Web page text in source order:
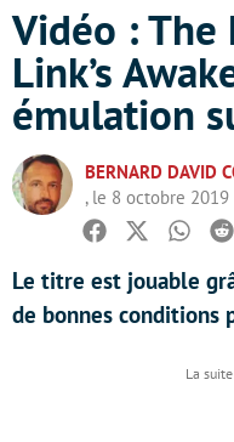
Vidéo : The
Link’s
émulation
BERNARD DAVID
, le 8 octobre 2019
Facebook
Twitter
Le titre est jouable
de bonnes conditions